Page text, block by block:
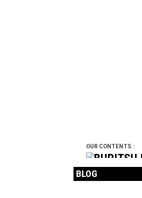
OUR CONTENTS :
BLOG